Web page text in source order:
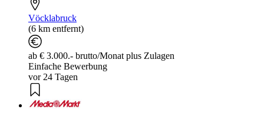
Vöcklabruck
(6 km entfernt)
ab € 3.000.- brutto/Monat plus Zulagen
Einfache Bewerbung
vor 24 Tagen